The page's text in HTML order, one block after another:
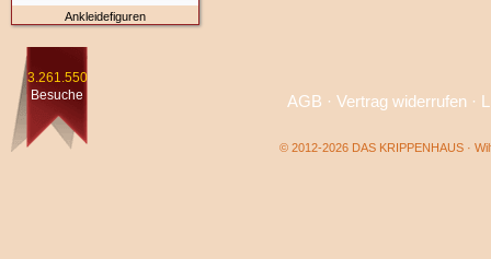
Ankleidefiguren
3.261.550
Besuche
AGB · Vertrag widerrufen·
© 2012-2026 DAS KRIPPENHAUS ·